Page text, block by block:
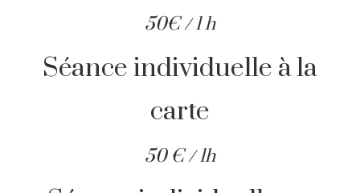
50€ / 1 h
Séance individuelle à la
carte
50 € / 1h